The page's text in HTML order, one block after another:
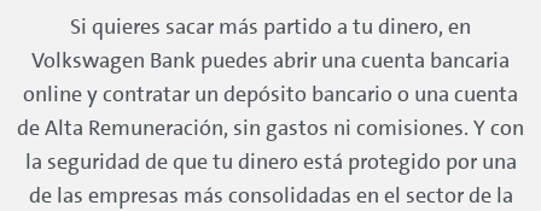
Si quieres sacar más partido a tu dinero, en
Volkswagen Bank puedes abrir una cuenta bancaria
onliney contratar un depósito bancario o una cuenta
de Alta Remuneración, sin gastos ni comisiones. Y con
la seguridad de que tu dinero está protegido por una
de las empresas más consolidadas en el sector de la